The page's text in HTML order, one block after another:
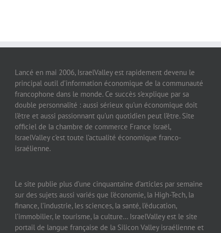
Lancé en mai 2006, IsraelValley est rapidement devenu le
principal outil d’information économique de la communauté
francophone dans le monde. Ce succès s’explique par sa
double personnalité : aussi sérieux qu’un économique doit
l’être et aussi passionnant qu’un quotidien peut l’être. Site
officiel de la chambre de commerce France Israël,
IsraelValley c’est toute l’actualité économique franco-
israélienne.
Le site publie plus d’une cinquantaine d’articles par semaine
sur des sujets aussi variés que l’économie, la High-Tech, la
finance, l’industrie, les sciences, la santé, l’éducation,
l’immobilier, le tourisme, la culture… IsraelValley est le site
portail de langue française de la Silicon Valley israélienne et